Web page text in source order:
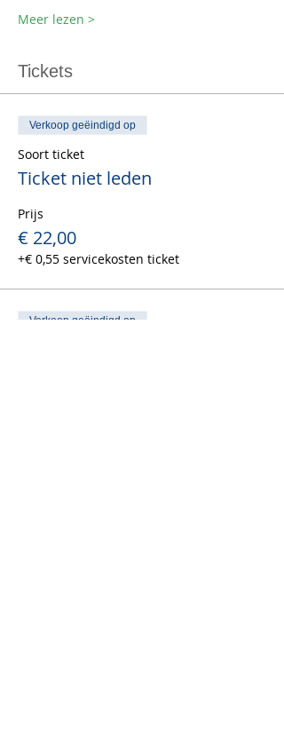
Meer lezen >
Tickets
Verkoop geëindigd op
Soort ticket
Ticket niet leden
Prijs
€ 22,00
+€ 0,55 servicekosten ticket
Verkoop geëindigd op